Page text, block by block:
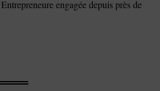
engagée depuis près de